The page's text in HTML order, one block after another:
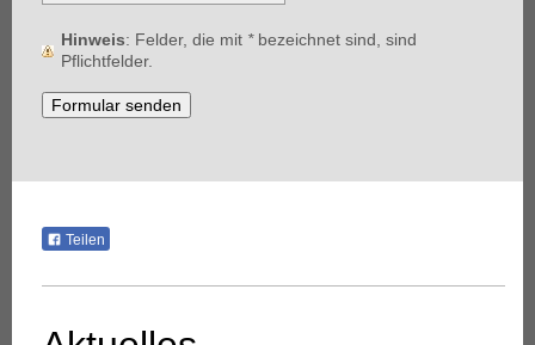
Hinweis : Felder, die mit *bezeichnet sind, sind
Pflichtfelder.
Teilen